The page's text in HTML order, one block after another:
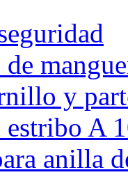
y
estribo A
anilla